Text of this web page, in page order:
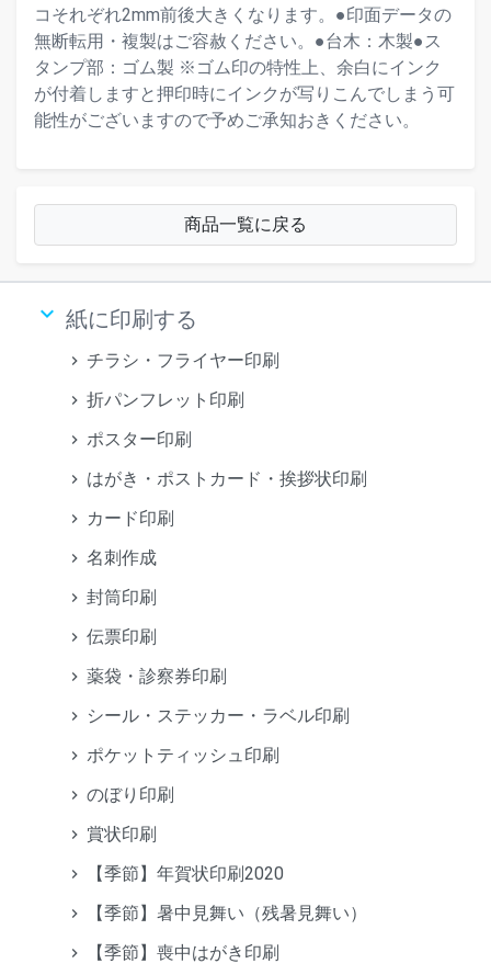
コそれぞれ2mm前後大きくなります。●印面データの
無断転用・複製はご容赦ください。●台木：木製●ス
タンプ部：ゴム製 ※ゴム印の特性上、余白にインク
が付着しますと押印時にインクが写りこんでしまう可
能性がございますので予めご承知おきください。
商品一覧に戻る
keyboard_arrow_down 紙に印刷する
チラシ・フライヤー印刷
折パンフレット印刷
ポスター印刷
はがき・ポストカード・挨拶状印刷
カード印刷
名刺作成
封筒印刷
伝票印刷
薬袋・診察券印刷
シール・ステッカー・ラベル印刷
ポケットティッシュ印刷
のぼり印刷
賞状印刷
【季節】年賀状印刷2020
【季節】暑中見舞い（残暑見舞い）
【季節】喪中はがき印刷